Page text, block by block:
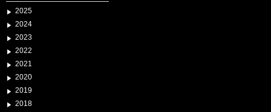
2025
2024
2023
2022
2021
2020
2019
2018